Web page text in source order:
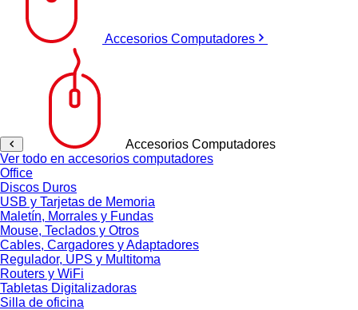
Accesorios Computadores
Accesorios Computadores
Ver todo en accesorios computadores
Office
Discos Duros
USB y Tarjetas de Memoria
Maletín, Morrales y Fundas
Mouse, Teclados y Otros
Cables, Cargadores y Adaptadores
Regulador, UPS y Multitoma
Routers y WiFi
Tabletas Digitalizadoras
Silla de oficina